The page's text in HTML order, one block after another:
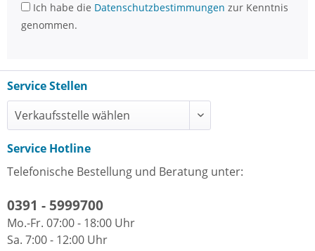
Ich habe die Datenschutzbestimmungen zur Kenntnis
genommen.
Service Stellen
Service Hotline
Telefonische Bestellung und Beratung unter:
0391 - 5999700
Mo.-Fr. 07:00 - 18:00 Uhr
Sa. 7:00 - 12:00 Uhr